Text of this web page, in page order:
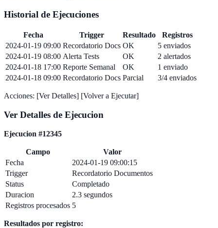
Historial de Ejecuciones
Fecha Trigger Resultado
Registros
2024-01-19 09:00 Recordatorio Docs OK
5 enviados
2024-01-19 08:00 Alerta Tests OK
2 alertados
2024-01-18 17:00 Reporte Semanal OK
1 enviado
2024-01-18 09:00 Recordatorio Docs Parcial 3/4 enviados
Acciones: [Ver Detalles] [Volver a Ejecutar]
Ver Detalles de Ejecucion
Ejecucion #12345
Campo
Valor
Fecha
2024-01-19 09:00:15
Trigger
Recordatorio Documentos
Status
Completado
Duracion
2.3 segundos
Registros procesados 5
Resultados por registro: